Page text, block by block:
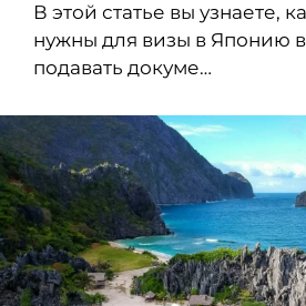
В этой статье вы узнаете,
нужны для визы в Японию в
подавать докуме…